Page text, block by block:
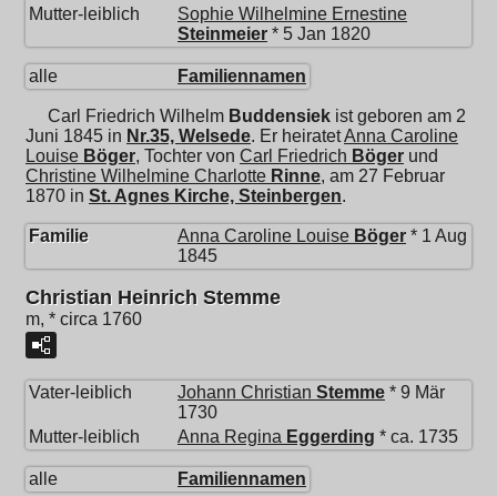
Mutter-leiblich
Sophie Wilhelmine Ernestine
Steinmeier * 5 Jan 1820
alle Familiennamen
Carl Friedrich Wilhelm Buddensiek ist geboren am 2
Juni 1845 in Nr.35, Welsede. Er heiratetAnna Caroline
Louise Böger, Tochter von Carl Friedrich Böger und
Christine Wilhelmine Charlotte Rinne, am 27 Februar
1870 in St. Agnes Kirche, Steinbergen.
Familie Anna Caroline Louise Böger * 1 Aug
1845
Christian Heinrich Stemme
m, * circa 1760
Vater-leiblich Johann Christian Stemme * 9 Mär
1730
Mutter-leiblich
Anna Regina Eggerding * ca. 1735
alle Familiennamen